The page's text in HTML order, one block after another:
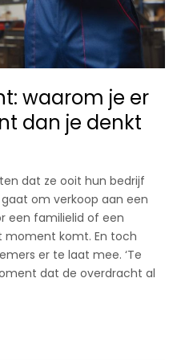
waarom je er
dan je denkt
dat ze ooit hun bedrijf
om verkoop aan een
een familielid of een
komt. En toch
er te laat mee. ‘Te
dat de overdracht al